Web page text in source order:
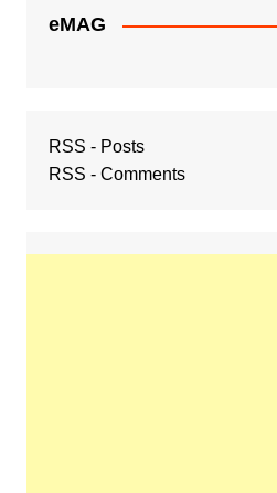
eMAG
RSS - Posts
RSS - Comments